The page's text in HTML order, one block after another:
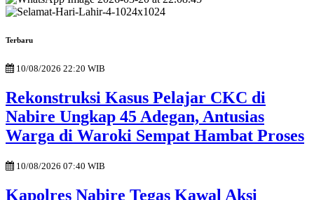
Terbaru
10/08/2026 22:20 WIB
Rekonstruksi Kasus Pelajar CKC di
Nabire Ungkap 45 Adegan, Antusias
Warga di Waroki Sempat Hambat Proses
10/08/2026 07:40 WIB
Kapolres Nabire Tegas Kawal Aksi